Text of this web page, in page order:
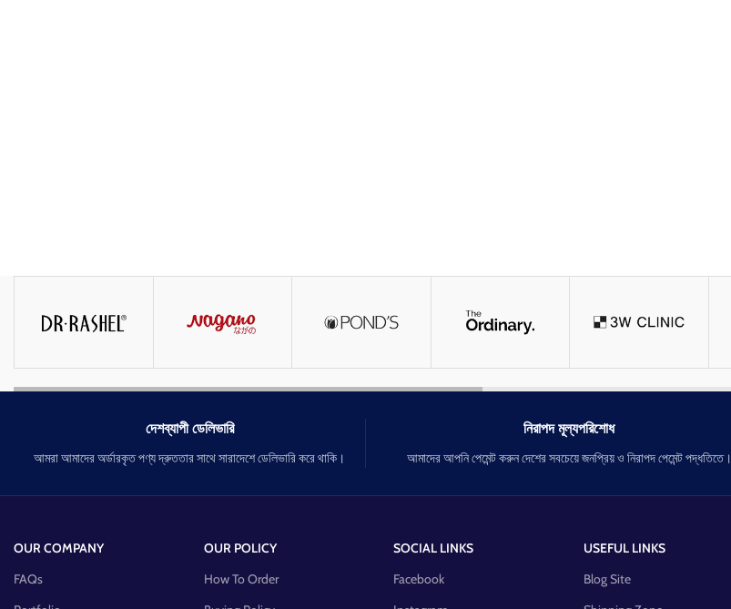
দেশব্যাপী ডেলিভারি
আমরা আমাদের অর্ডারকৃত পণ্য দ্রুততার সাথে সারাদেশে ডেলিভারি করে থাকি।
নিরাপদ মূল্যপরিশোধ
আমাদের আপনি পেমেন্ট করুন দেশের সবচেয়ে জনপ্রিয় ও নিরাপদ পেমেন্ট পদ্ধতিতে।
OUR COMPANY
FAQs
OUR POLICY
How To Order
SOCIAL LINKS
Facebook
USEFUL LINKS
Blog Site